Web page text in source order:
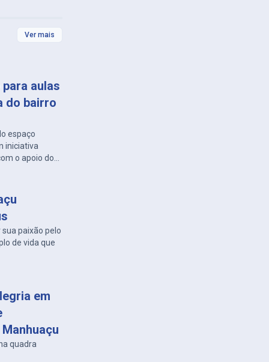
Ver mais
aulas
do bairro
espaço
iniciativa
o apoio do
paixão pelo
de vida que
em
quadra